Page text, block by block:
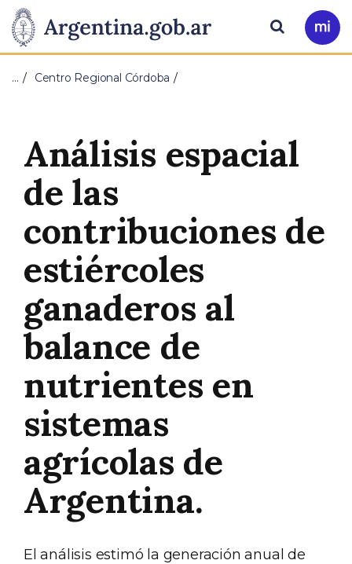
Presidencia
de
Nación
Pasar al contenido principal
Ir
a
Buscar
… Centro Regional Córdoba
Análisis espacial
de las
contribuciones de
estiércoles
ganaderos al
balance de
nutrientes en
sistemas
agrícolas de
Argentina.
El análisis estimó la generación anual de